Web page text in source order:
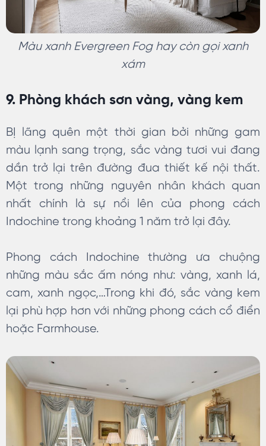
Màu xanh Evergreen Fog hay còn gọi xanh
xám
9. Phòng khách sơn vàng, vàng kem
BỊ lãng quên một thời gian bởi những gam
màu lạnh sang trọng, sắc vàng tươi vui đang
dần trở lại trên đường đua thiết kế nội thất.
Một trong những nguyên nhân khách quan
nhất chính là sự nổi lên của phong cách
Indochine trong khoảng 1 năm trở lại đây.
Phong cách Indochine thường ưa chuộng
những màu sắc ấm nóng như: vàng, xanh lá,
cam, xanh ngọc,…Trong khi đó, sắc vàng kem
lại phù hợp hơn với những phong cách cổ điển
hoặc Farmhouse.